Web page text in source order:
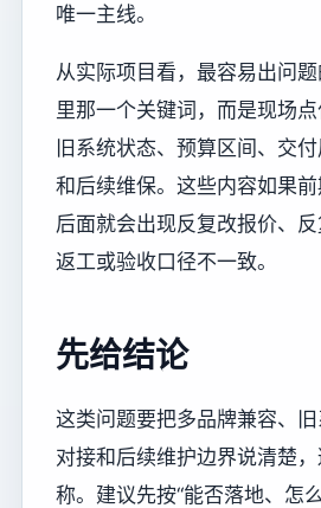
唯一主线。
从实际项目看，最容易出问
里那一个关键词，而是现场点
旧系统状态、预算区间、交
和后续维保。这些内容如果前
后面就会出现反复改报价、
返工或验收口径不一致。
先给结论
这类问题要把多品牌兼容、
对接和后续维护边界说清楚
称。建议先按“能否落地、怎